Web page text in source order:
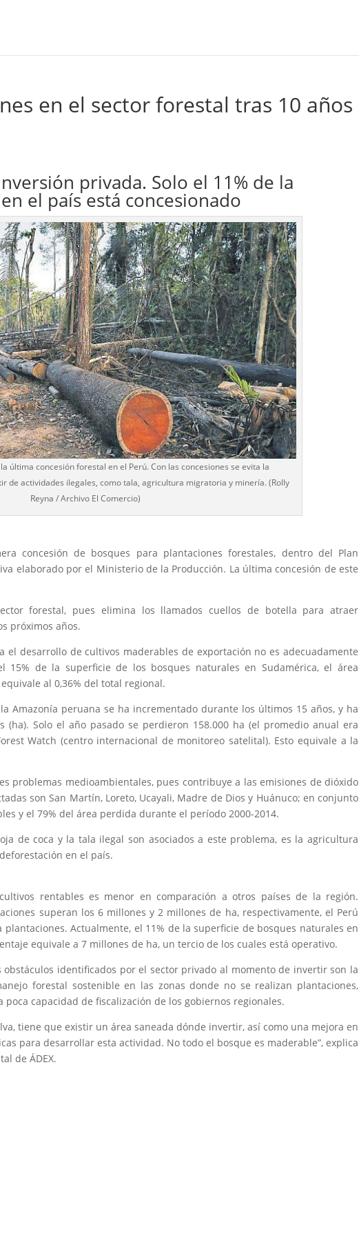
en el sector forestal tras 10 años
privada. Solo el 11% de la
el país está concesionado
última concesión forestal en el Perú. Con las concesiones se evita la
de actividades ilegales, como tala, agricultura migratoria y minería. (Rolly
Reyna / Archivo El Comercio)
concesión de bosques para plantaciones forestales, dentro del Plan
elaborado por el Ministerio de la Producción. La última concesión de este
forestal, pues elimina los llamados cuellos de botella para atraer
próximos años.
el desarrollo de cultivos maderables de exportación no es adecuadamente
15% de la superficie de los bosques naturales en Sudamérica, el área
al 0,36% del total regional.
Amazonía peruana se ha incrementado durante los últimos 15 años, y ha
(ha). Solo el año pasado se perdieron 158.000 ha (el promedio anual era
Watch (centro internacional de monitoreo satelital). Esto equivale a la
problemas medioambientales, pues contribuye a las emisiones de dióxido
son San Martín, Loreto, Ucayali, Madre de Dios y Huánuco; en conjunto
y el 79% del área perdida durante el período 2000-2014.
de coca y la tala ilegal son asociados a este problema, es la agricultura
en el país.
rentables es menor en comparación a otros países de la región.
superan los 6 millones y 2 millones de ha, respectivamente, el Perú
Actualmente, el 11% de la superficie de bosques naturales en
equivale a 7 millones de ha, un tercio de los cuales está operativo.
obstáculos identificados por el sector privado al momento de invertir son la
forestal sostenible en las zonas donde no se realizan plantaciones,
capacidad de fiscalización de los gobiernos regionales.
tiene que existir un área saneada dónde invertir, así como una mejora en
para desarrollar esta actividad. No todo el bosque es maderable”, explica
de ÁDEX.